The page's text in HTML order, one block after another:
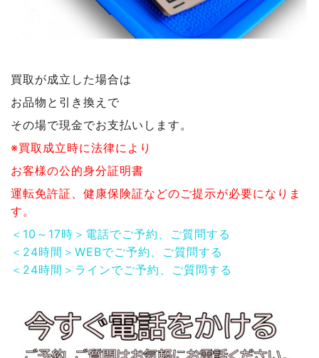
買取が成立した場合は
お品物と引き換えで
その場で現金でお支払いします。
※買取成立時に法律により
お客様の公的身分証明書
運転免許証、健康保険証などのご提示が必要になりま
す。
＜10～17時＞電話でご予約、ご質問する
＜24時間＞WEBでご予約、ご質問する
＜24時間＞ラインでご予約、ご質問する